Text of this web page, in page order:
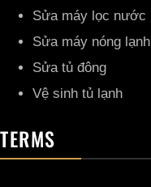
Sửa máy lọc nước
Sửa máy nóng lạnh
Sửa tủ đông
Vệ sinh tủ lạnh
TERMS